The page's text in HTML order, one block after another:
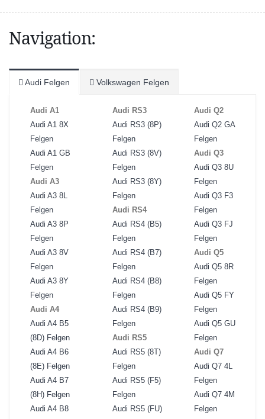
Navigation:
Audi Felgen Volkswagen Felgen
Audi A1
Audi A1 8X
Felgen
Audi A1 GB
Felgen
Audi A3
Audi A3 8L
Felgen
Audi A3 8P
Felgen
Audi A3 8V
Felgen
Audi A3 8Y
Felgen
Audi A4
Audi A4 B5
(8D) Felgen
Audi A4 B6
(8E) Felgen
Audi A4 B7
(8H) Felgen
Audi A4 B8
Audi RS3
Audi RS3 (8P)
Felgen
Audi RS3 (8V)
Felgen
Audi RS3 (8Y)
Felgen
Audi RS4
Audi RS4 (B5)
Felgen
Audi RS4 (B7)
Felgen
Audi RS4 (B8)
Felgen
Audi RS4 (B9)
Felgen
Audi RS5
Audi RS5 (8T)
Felgen
Audi RS5 (F5)
Felgen
Audi RS5 (FU)
Audi Q2
Audi Q2 GA
Felgen
Audi Q3
Audi Q3 8U
Felgen
Audi Q3 F3
Felgen
Audi Q3 FJ
Felgen
Audi Q5
Audi Q5 8R
Felgen
Audi Q5 FY
Felgen
Audi Q5 GU
Felgen
Audi Q7
Audi Q7 4L
Felgen
Audi Q7 4M
Felgen